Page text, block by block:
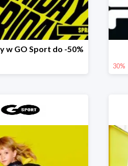
w GO Sport do -50%
30%